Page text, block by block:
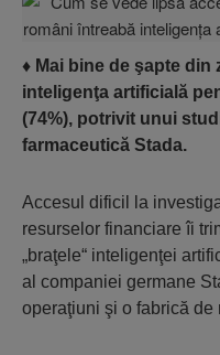
♦ Mai bine de şapte
inteligenţa artificială
(74%), potrivit unui
farmaceutică Stada.
Accesul dificil la
resurse­lor financiare îi
„braţele“ inteligen­ţei
al companiei germane
operaţiuni şi o fabrică de